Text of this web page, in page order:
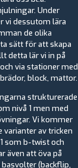
Under
vi dessutom lära
de olika
sätt för att skapa
detta lär vi in på
via stationer med
block, mattor.
strukturerade
nivå 1 men med
Vi kommer
varianter av tricken
som b-twist och
även att öva på
(backflip,